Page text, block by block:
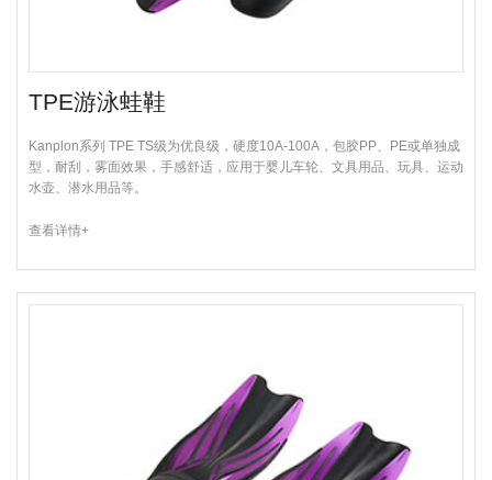
TPE游泳蛙鞋
Kanplon系列 TPE TS级为优良级，硬度10A-100A，包胶PP、PE或单独成
型，耐刮，雾面效果，手感舒适，应用于婴儿车轮、文具用品、玩具、运动
水壶、潜水用品等。
查看详情+